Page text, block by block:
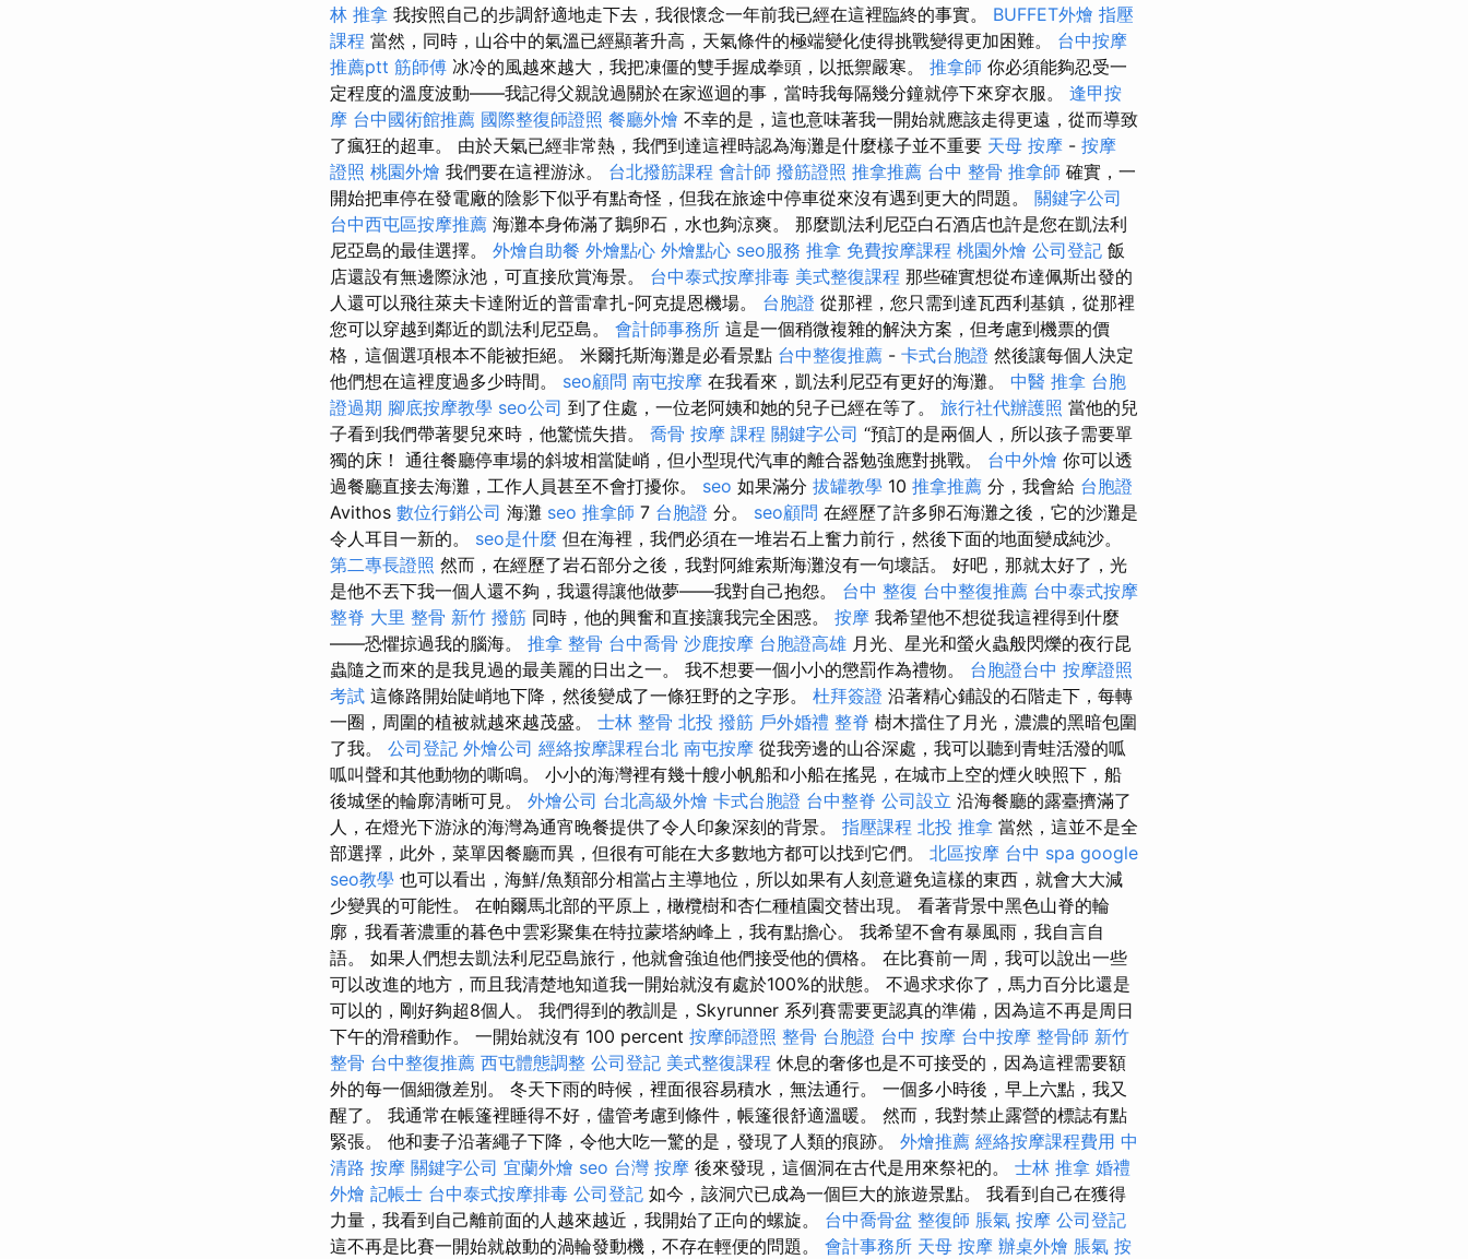
林 推拿 我按照自己的步調舒適地走下去，我很懷念一年前我已經在這裡臨終的事實。 BUFFET外燴 指壓
課程 當然，同時，山谷中的氣溫已經顯著升高，天氣條件的極端變化使得挑戰變得更加困難。 台中按摩
推薦ptt 筋師傅 冰冷的風越來越大，我把凍僵的雙手握成拳頭，以抵禦嚴寒。 推拿師 你必須能夠忍受一
定程度的溫度波動——我記得父親說過關於在家巡迴的事，當時我每隔幾分鐘就停下來穿衣服。 逢甲按
摩 台中國術館推薦 國際整復師證照 餐廳外燴 不幸的是，這也意味著我一開始就應該走得更遠，從而導致
了瘋狂的超車。 由於天氣已經非常熱，我們到達這裡時認為海灘是什麼樣子並不重要 天母 按摩 - 按摩
證照 桃園外燴 我們要在這裡游泳。 台北撥筋課程 會計師 撥筋證照 推拿推薦 台中 整骨 推拿師 確實，一
開始把車停在發電廠的陰影下似乎有點奇怪，但我在旅途中停車從來沒有遇到更大的問題。 關鍵字公司
台中西屯區按摩推薦 海灘本身佈滿了鵝卵石，水也夠涼爽。 那麼凱法利尼亞白石酒店也許是您在凱法利
尼亞島的最佳選擇。 外燴自助餐 外燴點心 外燴點心 seo服務 推拿 免費按摩課程 桃園外燴 公司登記 飯
店還設有無邊際泳池，可直接欣賞海景。 台中泰式按摩排毒 美式整復課程 那些確實想從布達佩斯出發的
人還可以飛往萊夫卡達附近的普雷韋扎-阿克提恩機場。 台胞證 從那裡，您只需到達瓦西利基鎮，從那裡
您可以穿越到鄰近的凱法利尼亞島。 會計師事務所 這是一個稍微複雜的解決方案，但考慮到機票的價
格，這個選項根本不能被拒絕。 米爾托斯海灘是必看景點 台中整復推薦 - 卡式台胞證 然後讓每個人決定
他們想在這裡度過多少時間。 seo顧問 南屯按摩 在我看來，凱法利尼亞有更好的海灘。 中醫 推拿 台胞
證過期 腳底按摩教學 seo公司 到了住處，一位老阿姨和她的兒子已經在等了。 旅行社代辦護照 當他的兒
子看到我們帶著嬰兒來時，他驚慌失措。 喬骨 按摩 課程 關鍵字公司 “預訂的是兩個人，所以孩子需要單
獨的床！ 通往餐廳停車場的斜坡相當陡峭，但小型現代汽車的離合器勉強應對挑戰。 台中外燴 你可以透
過餐廳直接去海灘，工作人員甚至不會打擾你。 seo 如果滿分 拔罐教學 10 推拿推薦 分，我會給 台胞證
Avithos 數位行銷公司 海灘 seo 推拿師 7 台胞證 分。 seo顧問 在經歷了許多卵石海灘之後，它的沙灘是
令人耳目一新的。 seo是什麼 但在海裡，我們必須在一堆岩石上奮力前行，然後下面的地面變成純沙。
第二專長證照 然而，在經歷了岩石部分之後，我對阿維索斯海灘沒有一句壞話。 好吧，那就太好了，光
是他不丟下我一個人還不夠，我還得讓他做夢——我對自己抱怨。 台中 整復 台中整復推薦 台中泰式按摩
整脊 大里 整骨 新竹 撥筋 同時，他的興奮和直接讓我完全困惑。 按摩 我希望他不想從我這裡得到什麼
——恐懼掠過我的腦海。 推拿 整骨 台中喬骨 沙鹿按摩 台胞證高雄 月光、星光和螢火蟲般閃爍的夜行昆
蟲隨之而來的是我見過的最美麗的日出之一。 我不想要一個小小的懲罰作為禮物。 台胞證台中 按摩證照
考試 這條路開始陡峭地下降，然後變成了一條狂野的之字形。 杜拜簽證 沿著精心鋪設的石階走下，每轉
一圈，周圍的植被就越來越茂盛。 士林 整骨 北投 撥筋 戶外婚禮 整脊 樹木擋住了月光，濃濃的黑暗包圍
了我。 公司登記 外燴公司 經絡按摩課程台北 南屯按摩 從我旁邊的山谷深處，我可以聽到青蛙活潑的呱
呱叫聲和其他動物的嘶鳴。 小小的海灣裡有幾十艘小帆船和小船在搖晃，在城市上空的煙火映照下，船
後城堡的輪廓清晰可見。 外燴公司 台北高級外燴 卡式台胞證 台中整脊 公司設立 沿海餐廳的露臺擠滿了
人，在燈光下游泳的海灣為通宵晚餐提供了令人印象深刻的背景。 指壓課程 北投 推拿 當然，這並不是全
部選擇，此外，菜單因餐廳而異，但很有可能在大多數地方都可以找到它們。 北區按摩 台中 spa google
seo教學 也可以看出，海鮮/魚類部分相當占主導地位，所以如果有人刻意避免這樣的東西，就會大大減
少變異的可能性。 在帕爾馬北部的平原上，橄欖樹和杏仁種植園交替出現。 看著背景中黑色山脊的輪
廓，我看著濃重的暮色中雲彩聚集在特拉蒙塔納峰上，我有點擔心。 我希望不會有暴風雨，我自言自
語。 如果人們想去凱法利尼亞島旅行，他就會強迫他們接受他的價格。 在比賽前一周，我可以說出一些
可以改進的地方，而且我清楚地知道我一開始就沒有處於100%的狀態。 不過求求你了，馬力百分比還是
可以的，剛好夠超8個人。 我們得到的教訓是，Skyrunner 系列賽需要更認真的準備，因為這不再是周日
下午的滑稽動作。 一開始就沒有 100 percent 按摩師證照 整骨 台胞證 台中 按摩 台中按摩 整骨師 新竹
整骨 台中整復推薦 西屯體態調整 公司登記 美式整復課程 休息的奢侈也是不可接受的，因為這裡需要額
外的每一個細微差別。 冬天下雨的時候，裡面很容易積水，無法通行。 一個多小時後，早上六點，我又
醒了。 我通常在帳篷裡睡得不好，儘管考慮到條件，帳篷很舒適溫暖。 然而，我對禁止露營的標誌有點
緊張。 他和妻子沿著繩子下降，令他大吃一驚的是，發現了人類的痕跡。 外燴推薦 經絡按摩課程費用 中
清路 按摩 關鍵字公司 宜蘭外燴 seo 台灣 按摩 後來發現，這個洞在古代是用來祭祀的。 士林 推拿 婚禮
外燴 記帳士 台中泰式按摩排毒 公司登記 如今，該洞穴已成為一個巨大的旅遊景點。 我看到自己在獲得
力量，我看到自己離前面的人越來越近，我開始了正向的螺旋。 台中喬骨盆 整復師 脹氣 按摩 公司登記
這不再是比賽一開始就啟動的渦輪發動機，不存在輕便的問題。 會計事務所 天母 按摩 辦桌外燴 脹氣 按